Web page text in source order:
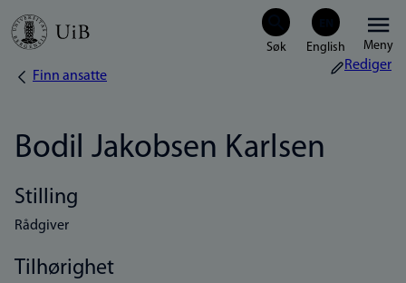
Hopp
Meny
Navigasjonssti
Finn ansatte
Rediger
Bodil Jakobsen Karlsen
Stilling
Rådgiver
Tilhørighet